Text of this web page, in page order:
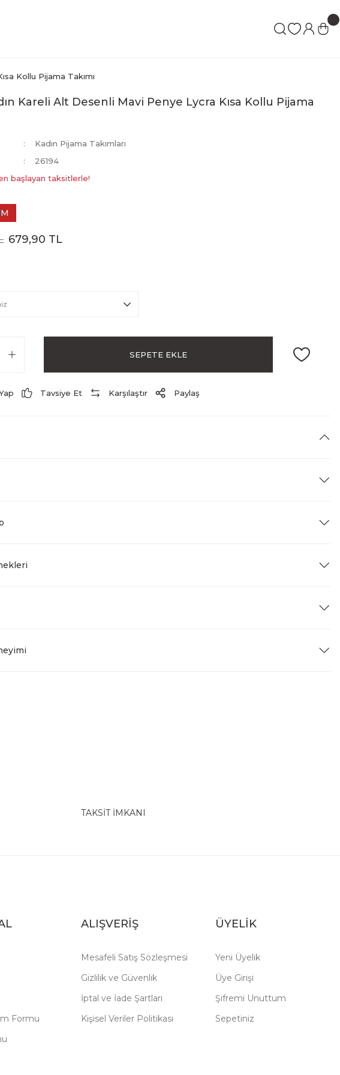
Kollu Pijama Takımı
Kareli Alt Desenli Mavi Penye Lycra Kısa Kollu Pijama
Kadın Pijama Takımları
26194
başlayan taksitlerle!
679,90 TL
SEPETE EKLE
Tavsiye Et Karşılaştır Paylaş
TAKSİT İMKANI
Formu
ALIŞVERİŞ
Mesafeli Satış Sözleşmesi
Gizlilik ve Güvenlik
İptal ve İade Şartları
Kişisel Veriler Politikası
ÜYELİK
Yeni Üyelik
Üye Girişi
Şifremi Unuttum
Sepetiniz